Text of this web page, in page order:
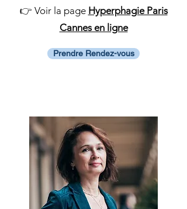
👉 Voir la page Hyperphagie Paris
Cannes en ligne
Prendre Rendez-vous